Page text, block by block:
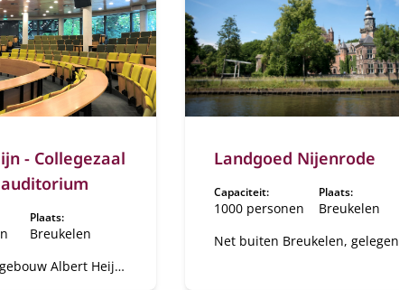
- Collegezaal
Plaats:
Breukelen
Albert Heijn
Landgoed Nijenrode
Capaciteit:
1000 personen
Plaats:
Breukelen
Net buiten Breukelen, gelegen